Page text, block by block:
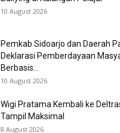
10 August 2026
Pemkab Sidoarjo dan Daerah
Deklarasi Pemberdayaan
Berbasis...
10 August 2026
Wigi Pratama Kembali ke
Tampil Maksimal
8 August 2026